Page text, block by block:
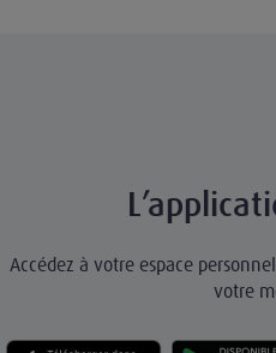
Accédez à votre espace
votre